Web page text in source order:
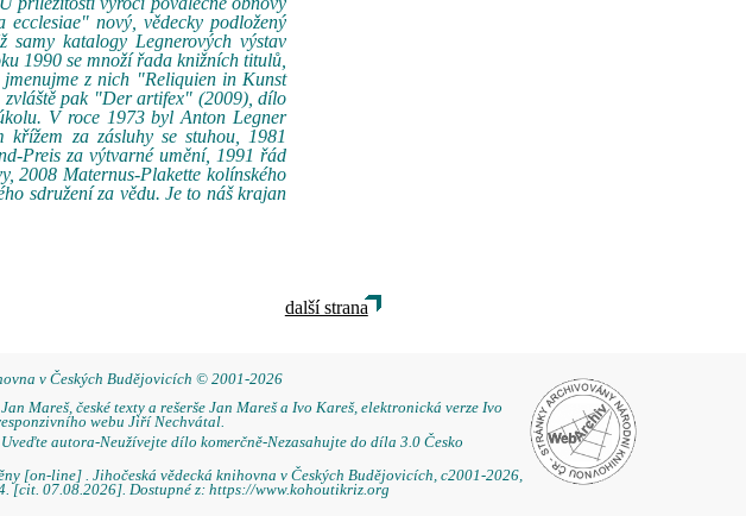
nový, vědecky podložený
katalogy Legnerových výstav
1990 se množí řada knižních titulů,
z nich "Reliquien in Kunst
pak "Der artifex" (2009), dílo
V roce 1973 byl Anton Legner
křížem za zásluhy se stuhou, 1981
Preis za výtvarné umění, 1991 řád
2008 Maternus-Plakette kolínského
sdružení za vědu. Je to náš krajan
další strana
v Českých Budějovicích © 2001-2026
Mareš, české texty a rešerše Jan Mareš a Ivo Kareš, elektronická verze Ivo
webu Jiří Nechvátal.
autora-Neužívejte dílo komerčně-Nezasahujte do díla 3.0 Česko
[on-line] . Jihočeská vědecká knihovna v Českých Budějovicích, c2001-2026,
[cit. 07.08.2026]. Dostupné z: https://www.kohoutikriz.org